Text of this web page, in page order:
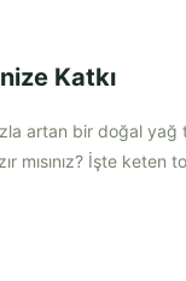
Katkı
artan bir doğal yağ
mısınız? İşte keten